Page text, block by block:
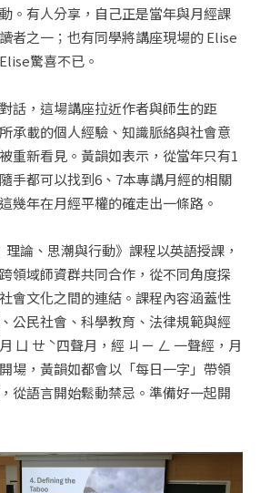
。有人分享，自己正是當年與月經課
者之一；也有同學將講座現場的 Elise
驚喜不已。
話，這場講座拉近作者與師生的距
承載的個人經驗、知識脈絡與社會意
重新看見。黃韻如表示，從當年只有1
手都可以找到6、7本專講月經的相關
幾年在月經平權的確走出一條路。
論、思潮與行動》課程以英語授課，
領域師資群共同合作，從不同角度探
會文化之間的連結。課程內容涵蓋性
公民社會、科學教育、法律規範與經
ㄩ ㄝ ˋ四聲月，經 ㄐㄧ ㄥ 一聲經，月
場，黃韻如都會以「每日一字」帶領
從語言開始鬆動禁忌。準備好一起開